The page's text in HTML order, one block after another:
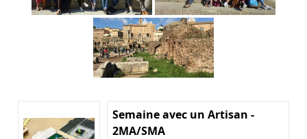
Semaine avec un Artisan -
2MA/SMA